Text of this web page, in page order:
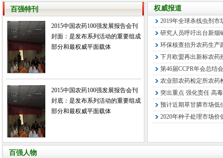
百强特刊
2015中国农药100强发展报告会刊
封面：是发布系列活动的重要组成
部分和最权威平面载体
2015中国农药100强发展报告会刊
封底：是发布系列活动的重要组成
部分和最权威平面载体
权威报道
2019年全球杀线虫剂市
研究人员呼吁出台新烟
环保核查抬升农药生产
下月欧盟再出新标农药
第46届CCPR年会总结
农业部农药检定所农药
突出重点 强化责任 高
预计近期草甘膦市场低
2020年种子处理市场价
百强人物